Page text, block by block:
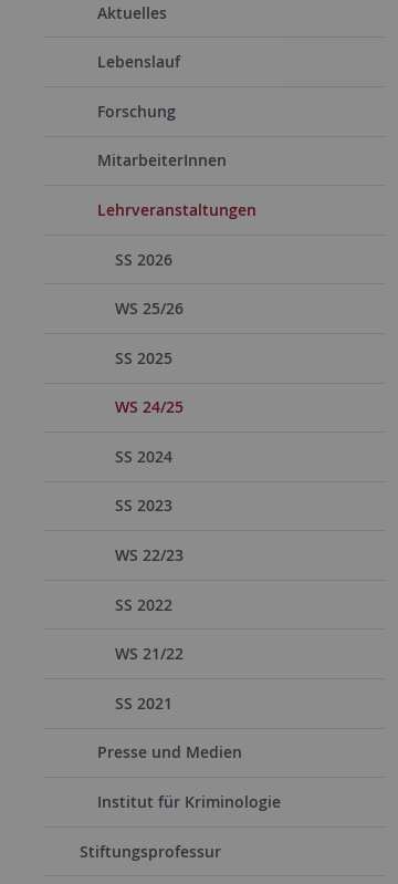
Aktuelles
Lebenslauf
Forschung
MitarbeiterInnen
Lehrveranstaltungen
SS 2026
WS 25/26
SS 2025
WS 24/25
SS 2024
SS 2023
WS 22/23
SS 2022
WS 21/22
SS 2021
Presse und Medien
Institut für Kriminologie
Stiftungsprofessur